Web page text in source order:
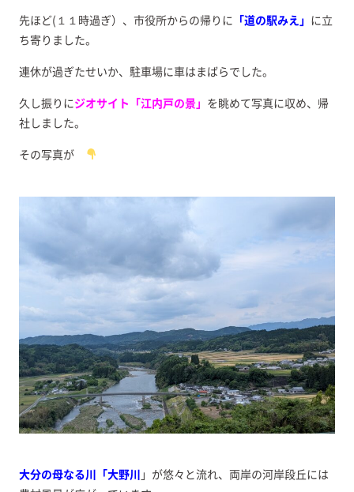
先ほど(１１時過ぎ）、市役所からの帰りに 「道の駅みえ」 に立
ち寄りました。
連休が過ぎたせいか、駐車場に車はまばらでした。
久し振りに ジオサイト「江内戸の景」 を眺めて写真に収め、帰
社しました。
その写真が
大分の母なる川「大野川
」が悠々と流れ、両岸の河岸段丘には